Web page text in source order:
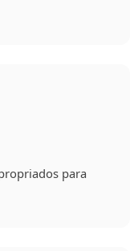
para